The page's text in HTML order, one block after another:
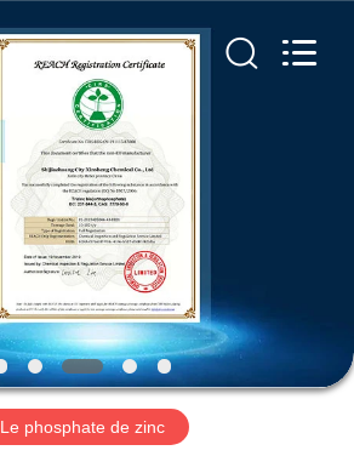
Le phosphate de zinc